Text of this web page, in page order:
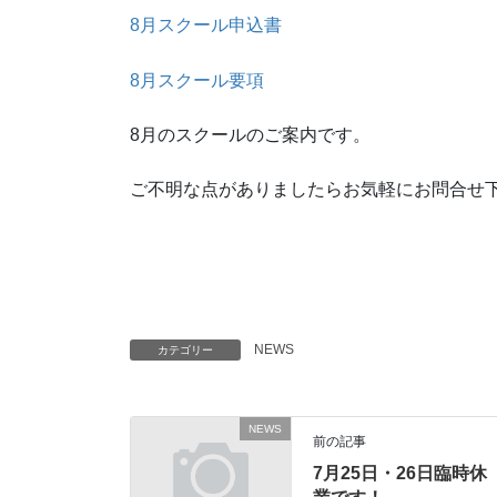
8月スクール申込書
8月スクール要項
8月のスクールのご案内です。
ご不明な点がありましたらお気軽にお問合せ
カテゴリー NEWS
NEWS
前の記事
7月25日・26日臨時休